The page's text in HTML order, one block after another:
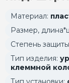
Материал:
Размер,
Степень
Тип изделия:
клеммной